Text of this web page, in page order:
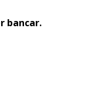
bancar.